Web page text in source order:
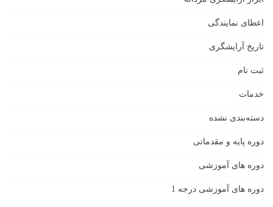
اعطای نمایندگی
تاریخ آرایشگری
ثبت نام
خدمات
دسته‌بندی نشده
دوره پایه و مقدماتی
دوره های آموزشی
دوره های آموزشی درجه 1